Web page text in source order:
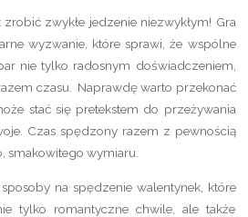
zwykłe jedzenie niezwykłym! Gra
wyzwanie, które sprawi, że wspólne
nie tylko radosnym doświadczeniem,
czasu. Naprawdę warto przekonać
stać się pretekstem do przeżywania
Czas spędzony razem z pewnością
smakowitego wymiaru.
na spędzenie walentynek, które
tylko romantyczne chwile, ale także